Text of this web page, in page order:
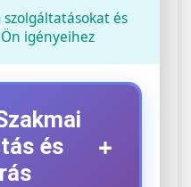
és
igényeihez
és
+